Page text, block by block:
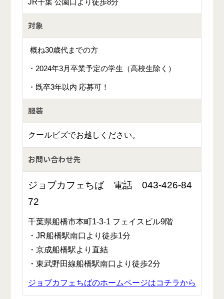
JR千葉 公園口より徒歩8分
対象
概ね30歳代までの方
・2024年3月卒業予定の学生（高校生除く）
・既卒3年以内 応募可！
服装
クールビズでお越しください。
お問い合わせ先
ジョブカフェちば 電話 043-426-84
72
千葉県船橋市本町1-3-1 フェイスビル9階
・JR船橋駅南口より徒歩1分
・京成船橋駅より直結
・東武野田線船橋駅南口より徒歩2分
ジョブカフェちばのホームページはコチラから